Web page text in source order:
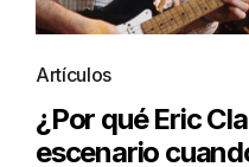
Artículos
¿Por qué Eric
escenario